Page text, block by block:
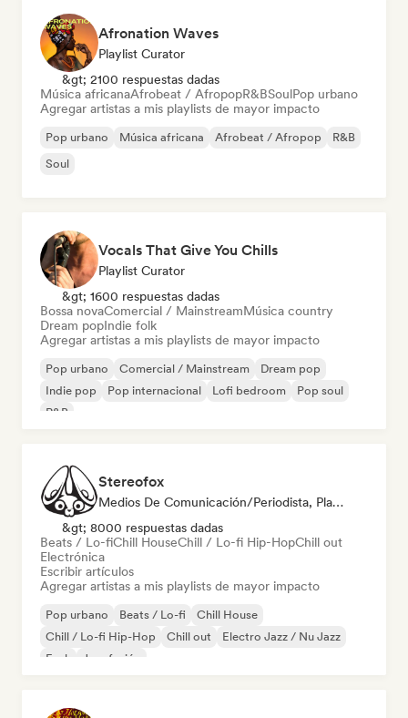
Afronation Waves
Playlist Curator
&gt; 2100 respuestas dadas
Música africanaAfrobeat / AfropopR&BSoulPop urbano
Agregar artistas a mis playlists de mayor impacto
Pop urbano Música africana Afrobeat / Afropop
R&B
Soul
Vocals That Give You Chills
Playlist Curator
&gt; 1600 respuestas dadas
Bossa novaComercial / MainstreamMúsica country
Dream popIndie folk
Agregar artistas a mis playlists de mayor impacto
Pop urbano Comercial / Mainstream
Dream pop
Indie pop
Pop internacional Lofi bedroom
Pop soul
R&B
Stereofox
Medios De Comunicación/Periodista, Playlist Curator
&gt; 8000 respuestas dadas
Beats / Lo-fiChill HouseChill / Lo-fi Hip-HopChill out
Electrónica
Escribir artículos
Agregar artistas a mis playlists de mayor impacto
Pop urbano Beats / Lo-fi
Chill House
Chill / Lo-fi Hip-Hop
Chill out
Electro Jazz / Nu Jazz
Funk
Jazz fusión